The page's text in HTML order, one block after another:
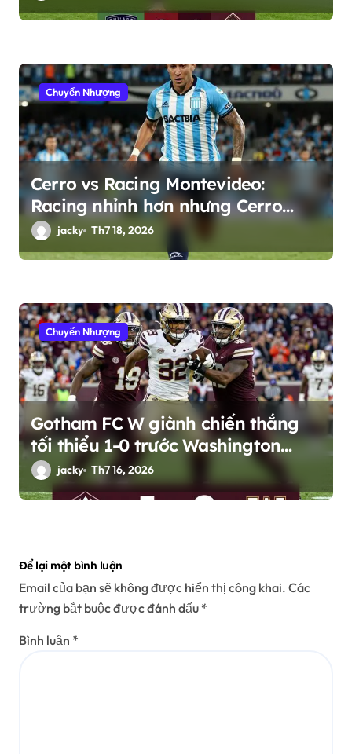
Chuyển Nhượng
Cerro vs Racing Montevideo:
Racing nhỉnh hơn nhưng Cerro
không dễ chơi trên sân nhà
jacky Th7 18, 2026
Chuyển Nhượng
Gotham FC W giành chiến thắng
tối thiểu 1-0 trước Washington
Spirit W tại NWSL Women
jacky Th7 16, 2026
Để lại một bình luận
Email của bạn sẽ không được hiển thị công khai. Các
trường bắt buộc được đánh dấu *
Bình luận *